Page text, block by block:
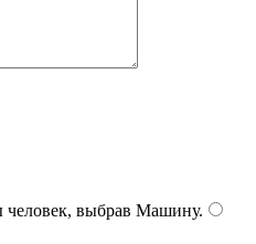
выбрав Машину.